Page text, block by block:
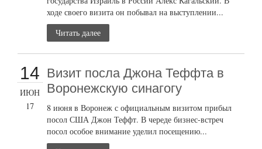
ходе своего визита он побывал на выступлении...
Читать далее
14
ИЮН
17
Визит посла Джона Теффта в
Воронежскую синагогу
8 июня в Воронеж с официальным визитом прибыл
посол США Джон Теффт. В череде бизнес-встреч
посол особое внимание уделил посещению...